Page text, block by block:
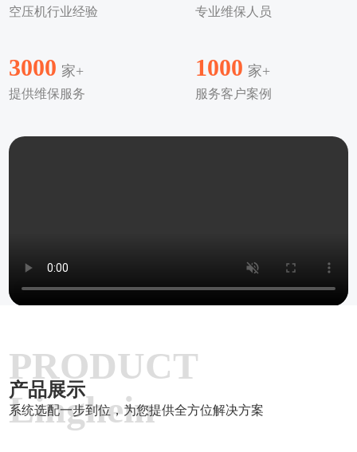
空压机行业经验 专业维保人员
3000 家+
提供维保服务
1000 家+
服务客户案例
PRODUCT
Linghein
产品展示
系统选配一步到位，为您提供全方位解决方案